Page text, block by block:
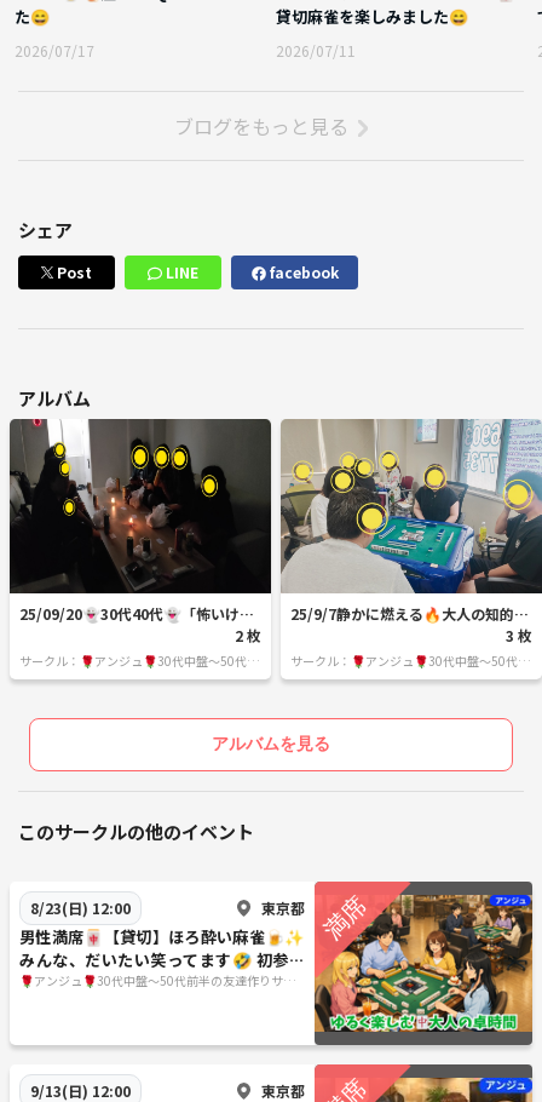
た😄
2026/07/17
貸切麻雀を楽しみました😄
2026/07/11
ブログをもっと見る
シェア
Post LINE facebook
アルバム
25/09/20👻30代40代👻「怖いけ
ど、笑える夜」の会を開催しました
😄
2 枚
サークル：🌹アンジュ🌹30代中盤～50代前
半の友達作りサークル
25/9/7静かに燃える🔥大人の知的エ
ンタメ🀄麻雀交流会🀄30代40代(50
代OK)を開催しました
3 枚
サークル：🌹アンジュ🌹30代中盤～50代前
半の友達作りサークル
アルバムを見る
このサークルの他のイベント
8/23(日) 12:00 東京都
男性満席🀄【貸切】ほろ酔い麻雀🍺✨
みんな、だいたい笑ってます🤣 初参加
大歓迎！
🌹アンジュ🌹30代中盤～50代前半の友達作りサー
9/13(日) 12:00 東京都